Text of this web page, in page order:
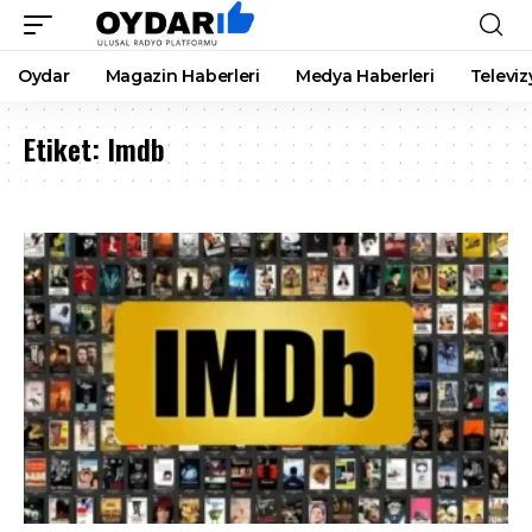
Oydar Magazin Haberleri Medya Haberleri
Etiket: Imdb